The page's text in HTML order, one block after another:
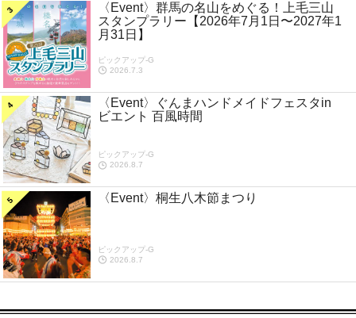
〈Event〉群馬の名山をめぐる！上毛三山
スタンプラリー【2026年7月1日〜2027年1
月31日】
ピックアップ-G
2026.7.3
〈Event〉ぐんまハンドメイドフェスタin
ビエント 百風時間
ピックアップ-G
2026.8.7
〈Event〉桐生八木節まつり
ピックアップ-G
2026.8.7